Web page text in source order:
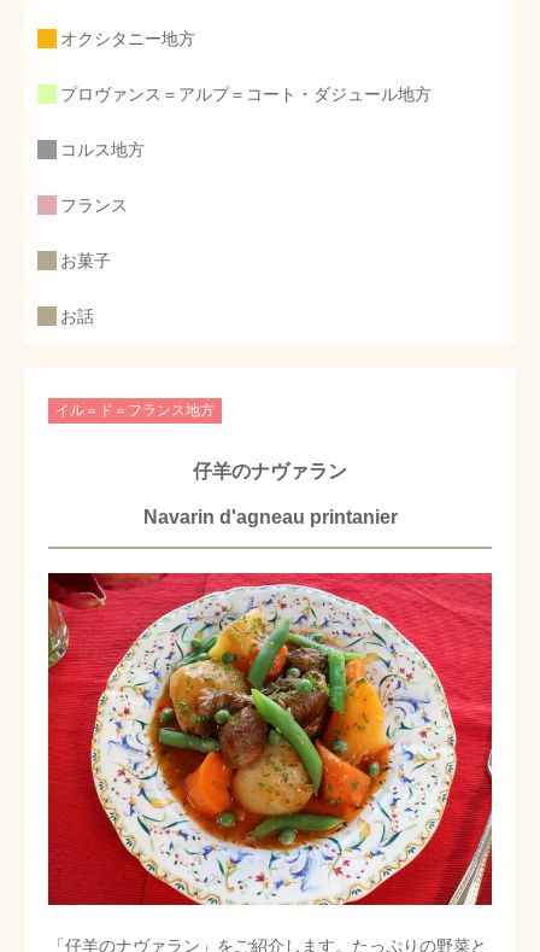
オクシタニー地方
プロヴァンス＝アルプ＝コート・ダジュール地方
コルス地方
フランス
お菓子
お話
イル＝ド＝フランス地方
仔羊のナヴァラン
Navarin d'agneau printanier
「仔羊のナヴァラン」をご紹介します。たっぷりの野菜と